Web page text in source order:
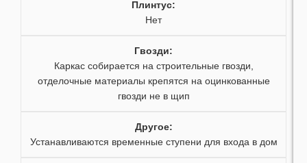
57
58
59 43
45
Плинтус:
Нет
Гвозди:
Каркас собирается на строительные гвозди,
отделочные материалы крепятся на оцинкованные
гвозди не в щип
Другое:
Устанавливаются временные ступени для входа в дом